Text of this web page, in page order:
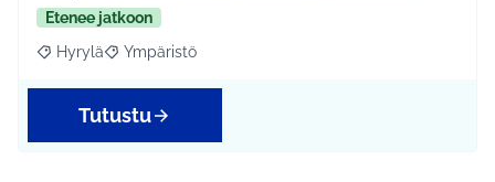
Etenee jatkoon
Rajaa tulokset aihepiirin mukaan: Hyrylä
Hyrylä Rajaa tulokset teeman mukaan: Ympäristö
Ympäristö
Tutustu